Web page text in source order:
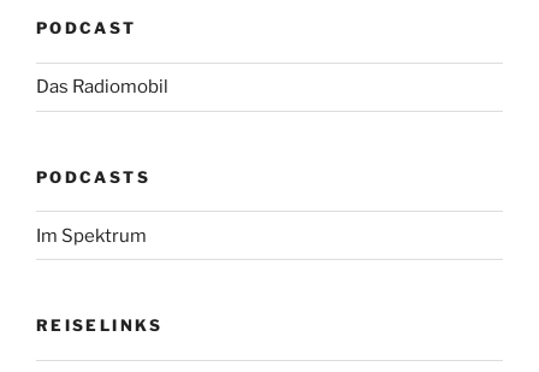
PODCAST
Das Radiomobil
PODCASTS
Im Spektrum
REISELINKS